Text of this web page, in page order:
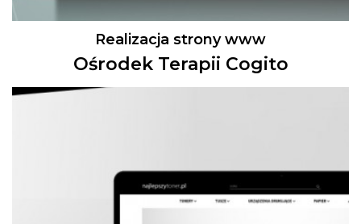
Realizacja strony www
Ośrodek Terapii Cogito